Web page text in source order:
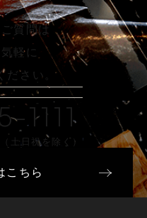
質問は
軽に
ださい。
1111
土日祝を除く）
こちら